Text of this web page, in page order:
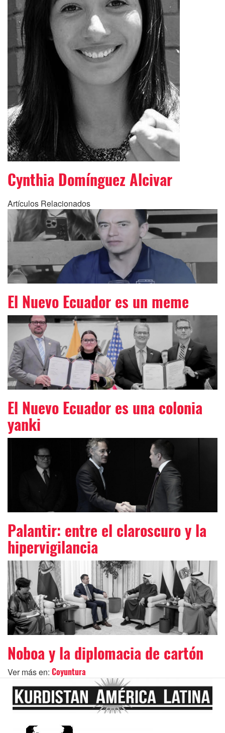
Cynthia Domínguez Alcivar
Artículos Relacionados
El Nuevo Ecuador es un meme
El Nuevo Ecuador es una colonia
yanki
Palantir: entre el claroscuro y la
hipervigilancia
Noboa y la diplomacia de cartón
Ver más en: Coyuntura